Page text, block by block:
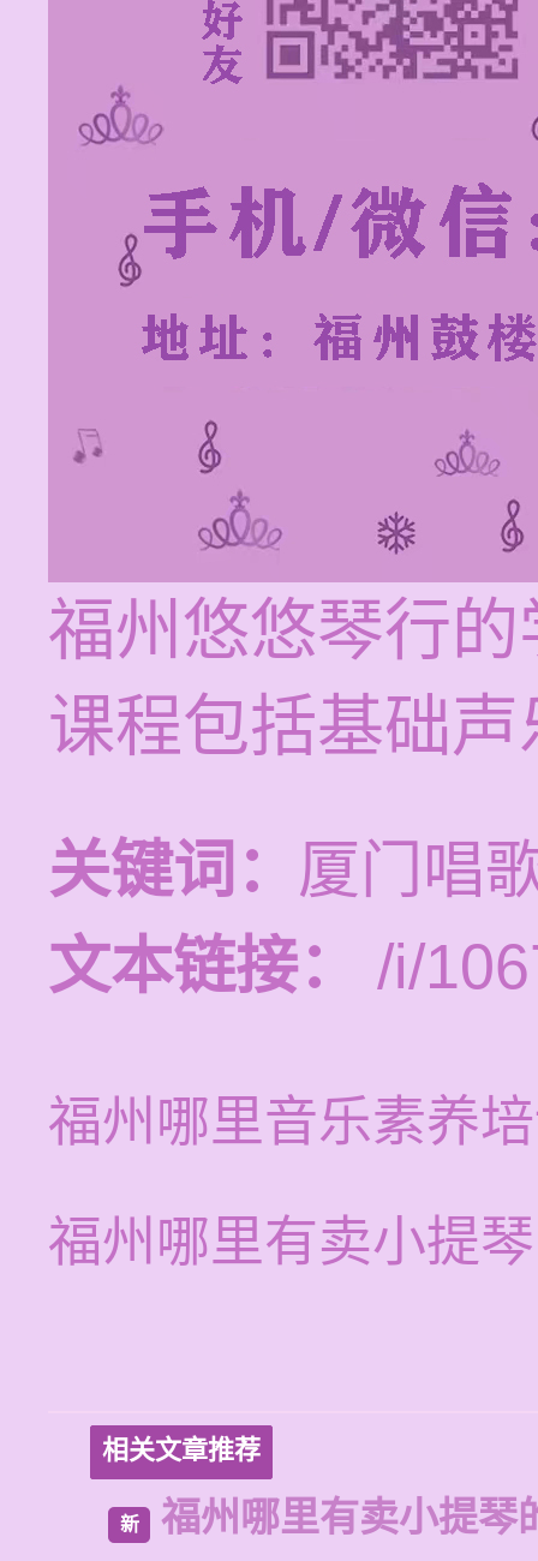
福州悠悠琴行
课程包括基础
关键词： 厦门唱
文本链接：
/i/
福州哪里音乐素养
福州哪里有卖小提
相关文章推荐
新 福州哪里有卖小提琴